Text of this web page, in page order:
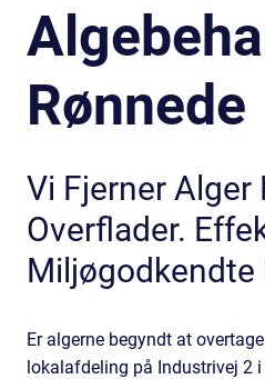
Rønnede
Vi Fjerner Alger
Overflader.
Miljøgodkendte
Er algerne begyndt at
lokalafdeling på Industrivej 2